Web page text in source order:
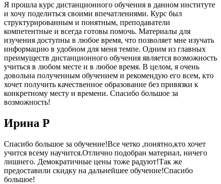
Я прошла курс дистанционного обучения в данном институте
и хочу поделиться своими впечатлениями. Курс был
структурированным и понятным, преподаватели
компетентные и всегда готовы помочь. Материалы для
изучения доступны в любое время, что позволяет мне изучать
информацию в удобном для меня темпе. Одним из главных
преимуществ дистанционного обучения является возможность
учиться в любом месте и в любое время. В целом, я очень
довольна полученным обучением и рекомендую его всем, кто
хочет получить качественное образование без привязки к
конкретному месту и времени. Спасибо большое за
возможность!
Ирина Р
Спасибо большое за обучение!Все четко ,понятно,кто хочет
учится всему научится.Отлично подобран материал, ничего
лишнего. Демократичные цены тоже радуют!Так же
предоставили скидку на дальнейшее обучение!Спасибо
большое!